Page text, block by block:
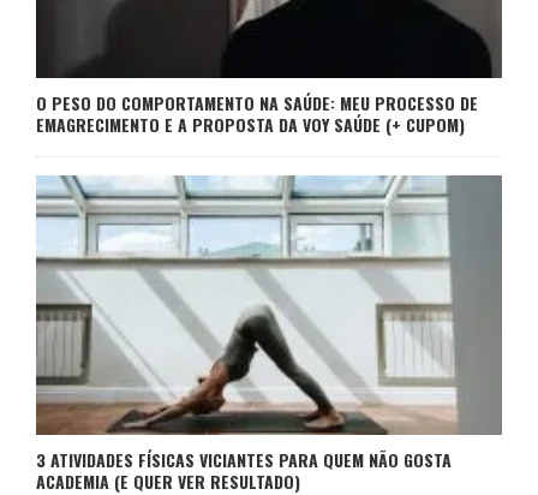
O PESO DO COMPORTAMENTO NA SAÚDE: MEU PROCESSO DE
EMAGRECIMENTO E A PROPOSTA DA VOY SAÚDE (+ CUPOM)
3 ATIVIDADES FÍSICAS VICIANTES PARA QUEM NÃO GOSTA
ACADEMIA (E QUER VER RESULTADO)